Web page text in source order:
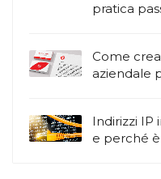
pratica
Come
aziendale
Indirizzi IP
e perché